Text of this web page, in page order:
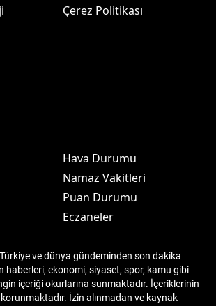
Çerez Politikası
Hava Durumu
Namaz Vakitleri
Puan Durumu
Eczaneler
ve dünya gündeminden son dakika
haberleri, ekonomi, siyaset, spor, kamu gibi
içeriği okurlarına sunmaktadır. İçeriklerinin
İzin alınmadan ve kaynak